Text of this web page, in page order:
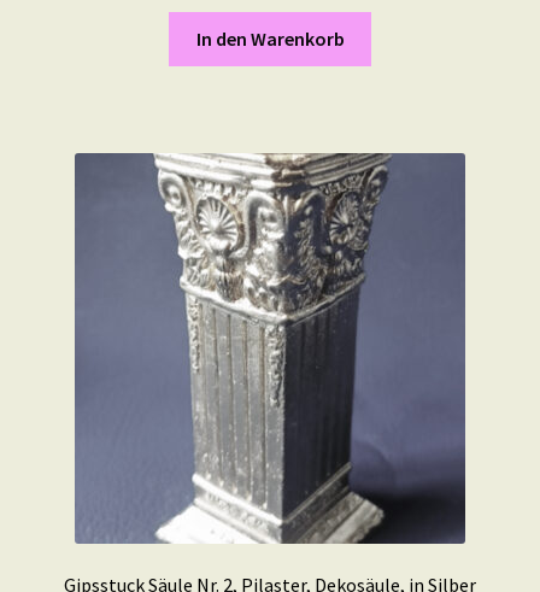
In den Warenkorb
Gipsstuck Säule Nr. 2, Pilaster, Dekosäule, in Silber